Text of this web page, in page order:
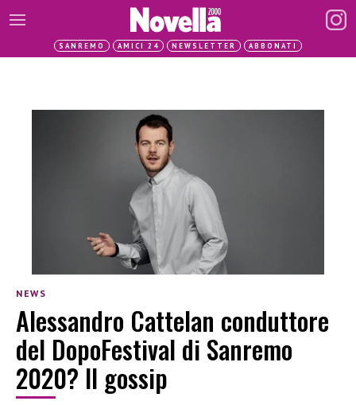
SANREMO AMICI 24 NEWSLETTER ABBONATI
NEWS
Alessandro Cattelan conduttore
del DopoFestival di Sanremo
2020? Il gossip